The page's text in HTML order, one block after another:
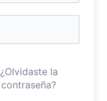
¿Olvidaste la
contraseña?